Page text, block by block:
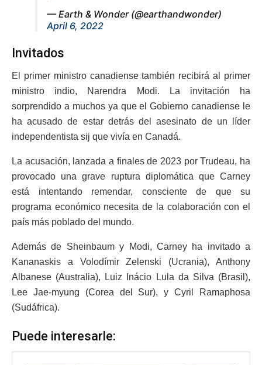
— Earth & Wonder (@earthandwonder)
April 6, 2022
Invitados
El primer ministro canadiense también recibirá al primer
ministro indio, Narendra Modi. La invitación ha
sorprendido a muchos ya que el Gobierno canadiense le
ha acusado de estar detrás del asesinato de un líder
independentista sij que vivía en Canadá.
La acusación, lanzada a finales de 2023 por Trudeau, ha
provocado una grave ruptura diplomática que Carney
está intentando remendar, consciente de que su
programa económico necesita de la colaboración con el
país más poblado del mundo.
Además de Sheinbaum y Modi, Carney ha invitado a
Kananaskis a Volodímir Zelenski (Ucrania), Anthony
Albanese (Australia), Luiz Inácio Lula da Silva (Brasil),
Lee Jae-myung (Corea del Sur), y Cyril Ramaphosa
(Sudáfrica).
Puede interesarle: